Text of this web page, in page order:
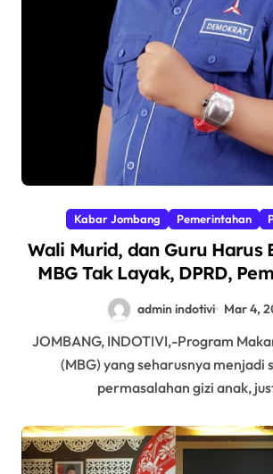
Kabar Jombang Pemerintahan
Wali Murid, dan Guru Harus
MBG Tak Layak, DPRD,
Pendidikan, dan Dinas
Mendampingi
admin indotivi Mar 4,
JOMBANG, INDOTIVI,-Program Makan Bergizi Gratis
(MBG) yang seharusnya menjadi
permasalahan gizi anak,